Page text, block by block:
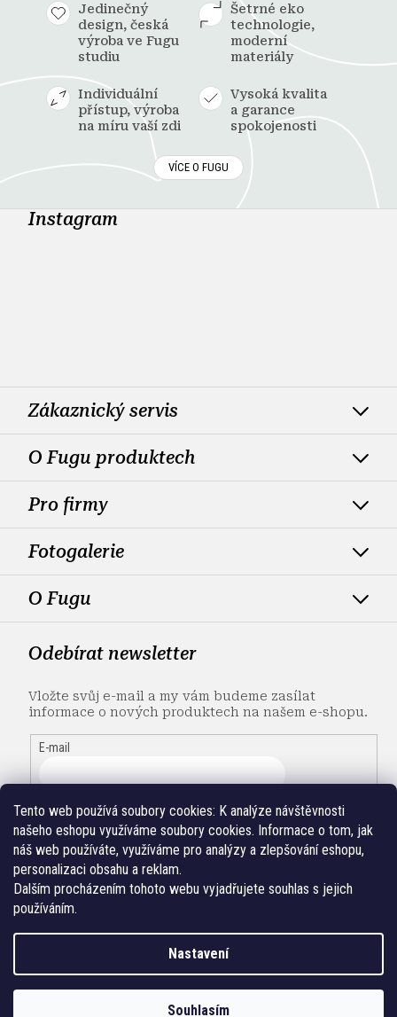
Tento web používá soubory cookies: K analýze návštěvnosti
našeho eshopu využíváme soubory cookies. Informace o tom, jak
náš web používáte, využíváme pro analýzy a zlepšování eshopu,
personalizaci obsahu a reklam.
Dalším procházením tohoto webu vyjadřujete souhlas s jejich
používáním.
Nastavení
Souhlasím
Jedinečný
design, česká
výroba ve Fugu
studiu
Šetrné eko
technologie,
moderní
materiály
Individuální
přístup, výroba
na míru vaší zdi
Vysoká kvalita
a garance
spokojenosti
VÍCE O FUGU
Instagram
Zákaznický servis
O Fugu produktech
Pro firmy
Fotogalerie
O Fugu
Odebírat newsletter
Vložte svůj e-mail a my vám budeme zasílat
informace o nových produktech na našem e-shopu.
E-mail
Vytvořil Shoptet